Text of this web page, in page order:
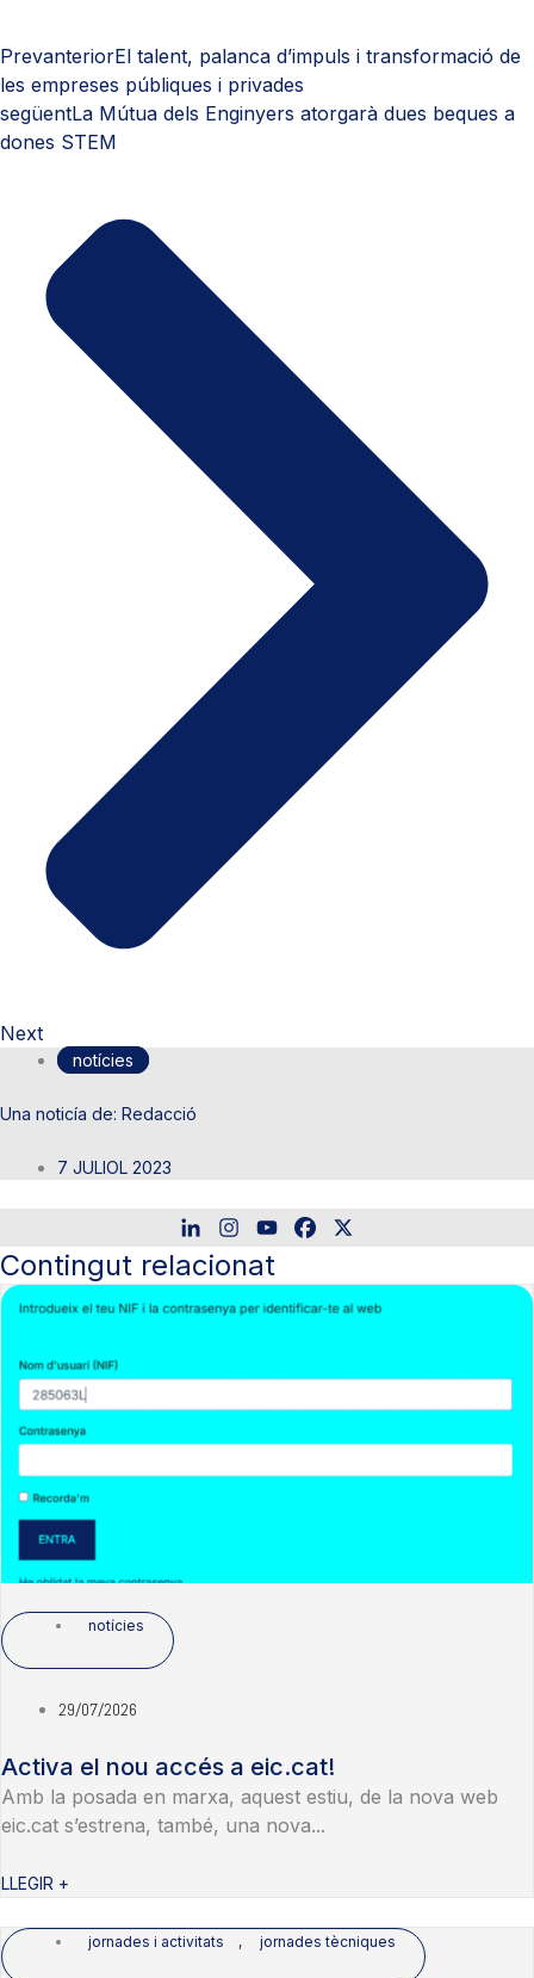
PrevanteriorEl talent, palanca d’impuls i transformació de
les empreses públiques i privades
següentLa Mútua dels Enginyers atorgarà dues beques a
dones STEM
Next
notícies
Redacció
7 JULIOL 2023
Contingut relacionat
notícies
29/07/2026
Activa el nou accés a eic.cat!
Amb la posada en marxa, aquest estiu, de la nova web
eic.cat s’estrena, també, una nova...
LLEGIR +
jornades i activitats , jornades tècniques